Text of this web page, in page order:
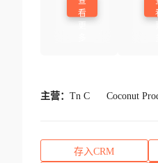
看
主营： Tn C Coconut
存入CRM